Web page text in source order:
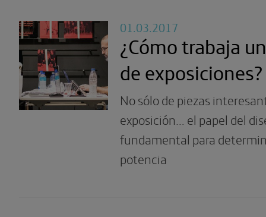
01.03.2017
¿Cómo trabaja
de exposiciones?
No sólo de piezas
exposición… el papel del
fundamental para
potencia